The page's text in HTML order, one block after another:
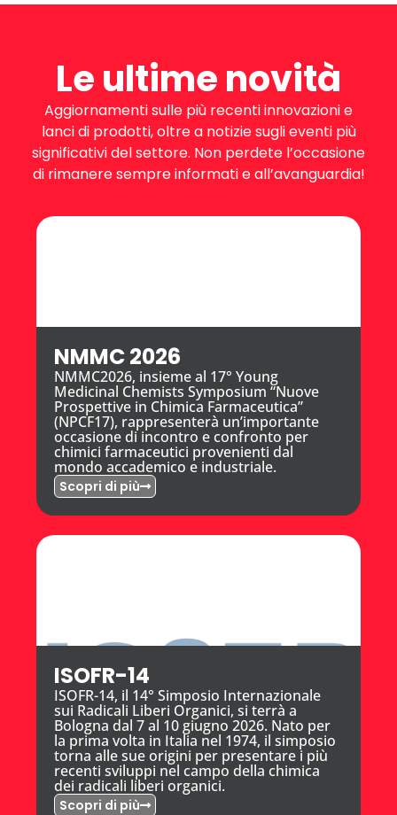
Le ultime novità
Aggiornamenti sulle più recenti innovazioni e
lanci di prodotti, oltre a notizie sugli eventi più
significativi del settore. Non perdete l’occasione
di rimanere sempre informati e all’avanguardia!
NMMC 2026
NMMC2026, insieme al 17° Young
Medicinal Chemists Symposium “Nuove
Prospettive in Chimica Farmaceutica”
(NPCF17), rappresenterà un’importante
occasione di incontro e confronto per
chimici farmaceutici provenienti dal
mondo accademico e industriale.
Scopri di più
ISOFR-14
ISOFR-14, il 14° Simposio Internazionale
sui Radicali Liberi Organici, si terrà a
Bologna dal 7 al 10 giugno 2026. Nato per
la prima volta in Italia nel 1974, il simposio
torna alle sue origini per presentare i più
recenti sviluppi nel campo della chimica
dei radicali liberi organici.
Scopri di più